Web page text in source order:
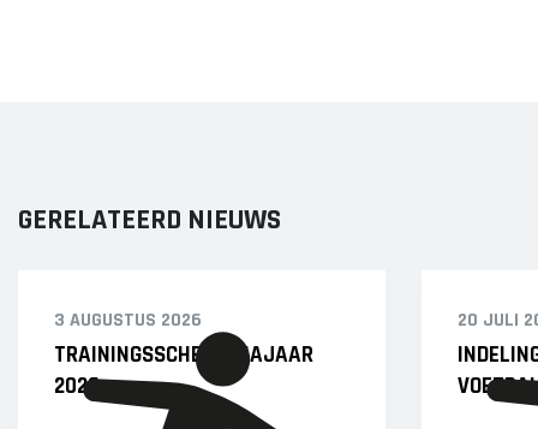
GERELATEERD NIEUWS
3 AUGUSTUS 2026
TRAININGSSCHEMA NAJAAR
2026
20 JULI